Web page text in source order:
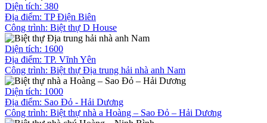
Diện tích: 380
Địa điểm: TP Điện Biên
Công trình: Biệt thự D House
Diện tích: 1600
Địa điểm: TP. Vĩnh Yên
Công trình: Biệt thự Địa trung hải nhà anh Nam
Diện tích: 1000
Địa điểm: Sao Đỏ - Hải Dương
Công trình: Biệt thự nhà a Hoàng – Sao Đỏ – Hải Dương